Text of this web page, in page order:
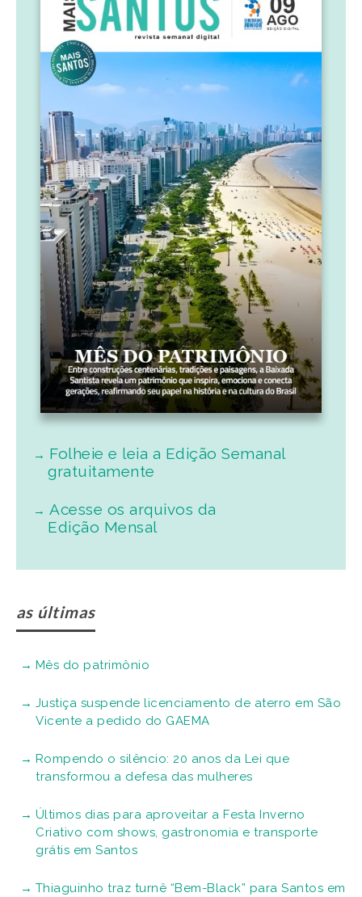
Folheie e leia a Edição Semanal
gratuitamente
Acesse os arquivos da
Edição Mensal
as últimas
Mês do patrimônio
Justiça suspende licenciamento de aterro em São
Vicente a pedido do GAEMA
Rompendo o silêncio: 20 anos da Lei que
transformou a defesa das mulheres
Últimos dias para aproveitar a Festa Inverno
Criativo com shows, gastronomia e transporte
grátis em Santos
Thiaguinho traz turnê “Bem-Black” para Santos em